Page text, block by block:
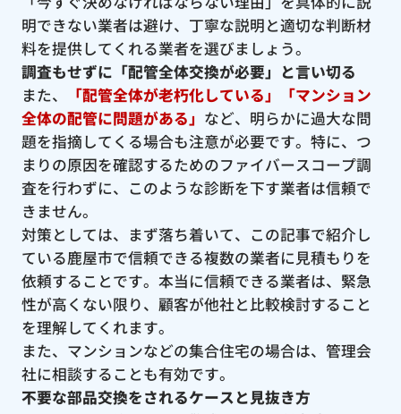
明できない業者は避け、丁寧な説明と適切な判断材
料を提供してくれる業者を選びましょう。
調査もせずに「配管全体交換が必要」と言い切る
また、
「配管全体が老朽化している」「マンション
全体の配管に問題がある」 など、明らかに過大な問
題を指摘してくる場合も注意が必要です。特に、つ
まりの原因を確認するためのファイバースコープ調
査を行わずに、このような診断を下す業者は信頼で
きません。
対策としては、まず落ち着いて、この記事で紹介し
ている鹿屋市で信頼できる複数の業者に見積もりを
依頼することです。本当に信頼できる業者は、緊急
性が高くない限り、顧客が他社と比較検討すること
を理解してくれます。
また、マンションなどの集合住宅の場合は、管理会
社に相談することも有効です。
不要な部品交換をされるケースと見抜き方